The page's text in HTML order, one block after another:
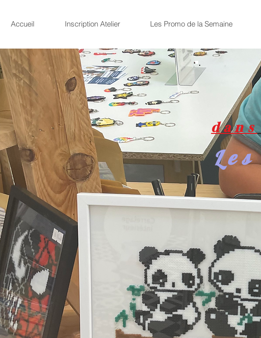
Accueil Inscription Atelier Les Promo de la Semaine
dans
Les